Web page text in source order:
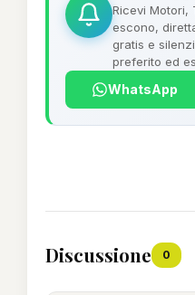
Ricevi Motori,
escono,
gratis e
preferito ed
WhatsApp
Discussione 0